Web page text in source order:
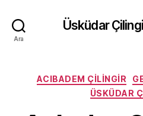
Ara
Üsküdar
ACIBADEM ÇILINGIR
ÜSKÜDAR